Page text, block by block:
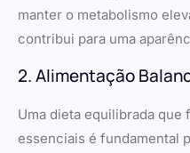
manter o metabolismo
contribui para uma
2. Alimentação
Uma dieta equilibrada
essenciais é fundamental